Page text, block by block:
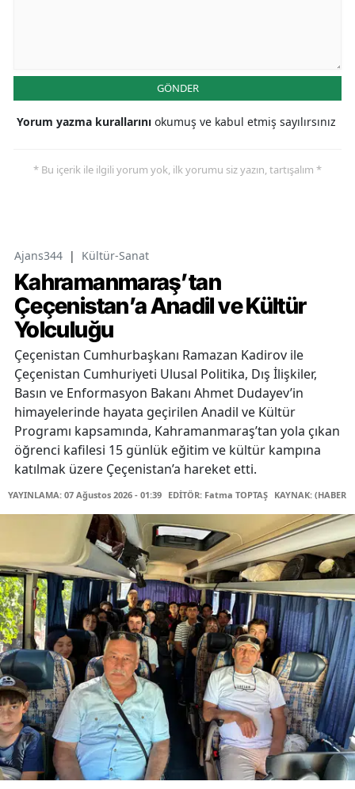
GÖNDER
Yorum yazma kurallarını okumuş ve kabul etmiş sayılırsınız
* Bu içerik ile ilgili yorum yok, ilk yorumu siz yazın, tartışalım *
Ajans344 | Kültür-Sanat
Kahramanmaraş’tan
Çeçenistan’a Anadil ve Kültür
Yolculuğu
Çeçenistan Cumhurbaşkanı Ramazan Kadirov ile
Çeçenistan Cumhuriyeti Ulusal Politika, Dış İlişkiler,
Basın ve Enformasyon Bakanı Ahmet Dudayev’in
himayelerinde hayata geçirilen Anadil ve Kültür
Programı kapsamında, Kahramanmaraş’tan yola çıkan
öğrenci kafilesi 15 günlük eğitim ve kültür kampına
katılmak üzere Çeçenistan’a hareket etti.
YAYINLAMA: 07 Ağustos 2026 - 01:39 EDİTÖR: Fatma TOPTAŞ KAYNAK: (HABER